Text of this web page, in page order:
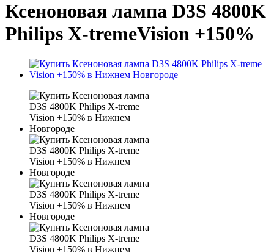
Ксеноновая лампа D3S 4800K
Philips X-tremeVision +150%